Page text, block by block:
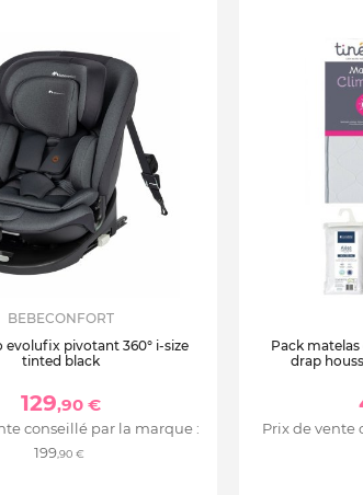
possible de le
BEBECONFORT
evolufix pivotant 360° i-size
tinted black
129,90 €
conseillé par la marque :
199,90 €
Pack matelas
drap
Prix de vente